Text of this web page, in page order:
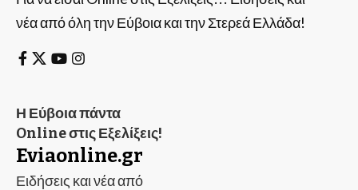
νέα από όλη την Εύβοια και την Στερεά Ελλάδα!
Η Εύβοια πάντα
Online στις Εξελίξεις!
Eviaonline.gr
Ειδήσεις και νέα από